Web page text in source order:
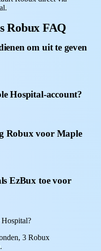
Robux FAQ
om uit te geven
Hospital-account?
Robux voor Maple
EzBux toe voor
3 Robux